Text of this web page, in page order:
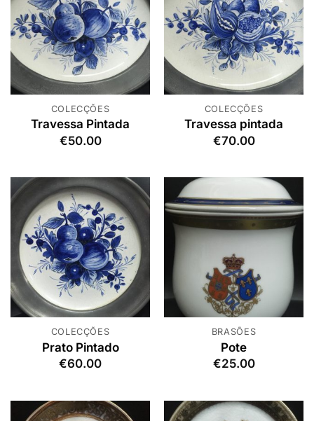
COLECÇÕES
Travessa Pintada
€50.00
COLECÇÕES
Travessa pintada
€70.00
COLECÇÕES
Prato Pintado
€60.00
BRASÕES
Pote
€25.00